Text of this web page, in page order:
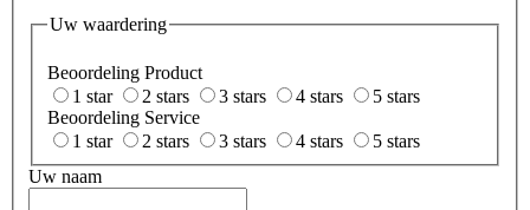
Uw waardering
Beoordeling Product
1 star
2 stars 3 stars 4 stars
5 stars
Beoordeling Service
1 star
2 stars 3 stars 4 stars
5 stars
Uw naam